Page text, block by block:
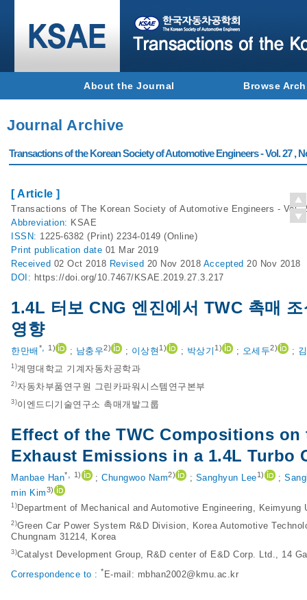
About the Journal Browse
Journal Archive
Transactions of the Korean Society of Automotive Engineers - Vol. 27 ,
[ Article ]
Transactions of The Korean Society of Automotive Engineers - Vol.
Abbreviation: KSAE
ISSN: 1225-6382 (Print) 2234-0149 (Online)
Print publication date 01 Mar 2019
Received 02 Oct 2018 Revised 20 Nov 2018 Accepted 20 Nov 2018
DOI: https://doi.org/10.7467/KSAE.2019.27.3.217
1.4L 터보 CNG 엔진에서 TWC 촉매
영향
한만배 *, 1) ; 남충우2) ; 이상현 1) ; 박상기 1) ; 오세두2) ;
1)계명대학교 기계자동차공학과
2)자동차부품연구원 그린카파워시스템연구본부
3)이엔드디기술연구소 촉매개발그룹
Effect of the TWC Compositions
Exhaust Emissions in a 1.4L Turbo
Manbae Han*, 1) ; Chungwoo Nam2) ; Sanghyun Lee1) ;
min Kim3)
1) Department of Mechanical and Automotive Engineering, Keimyung
2)Green Car Power System R&D Division, Korea Automotive
Chungnam 31214, Korea
3)Catalyst Development Group, R&D center of E&D Corp. Ltd., 14
Correspondence to : * E-mail: mbhan2002@kmu.ac.kr